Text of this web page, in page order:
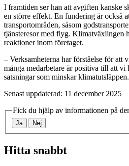
I framtiden ser han att avgiften kanske
en större effekt. En fundering är också
transportområden, såsom
tjänsteresor med flyg. Klimatväxlingen
reaktioner inom företaget.
– Verksamheterna har förståelse för att
många medarbetare är positiva till att vi
satsningar som minskar klimatutsläppen.
Senast uppdaterad: 11 december 2025
Fick du hjälp av informationen på
Ja Nej
Hitta snabbt